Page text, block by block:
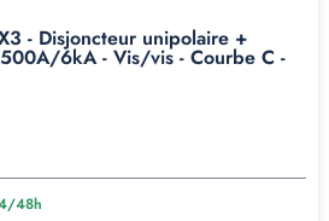
- Disjoncteur unipolaire +
6kA - Vis/vis - Courbe C -
48h